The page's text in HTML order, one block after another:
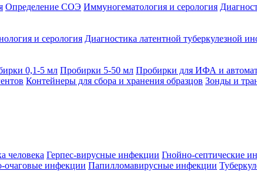
Определение СОЭ Иммуногематология и серология
и серология Диагностика латентной туберкулезной
0,1-5 мл Пробирки 5-50 мл Пробирки для ИФА и
Контейнеры для сбора и хранения образцов Зонды и
человека Герпес-вирусные инфекции Гнойно-септические
очаговые инфекции Папилломавирусные инфекции